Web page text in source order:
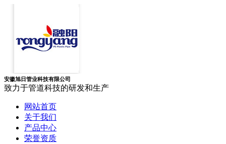
安徽旭日管业科技有限公司
致力于管道科技的研发和生产
网站首页
关于我们
产品中心
荣誉资质